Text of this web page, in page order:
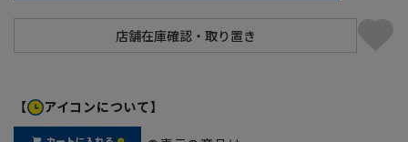
【 アイコンについて】